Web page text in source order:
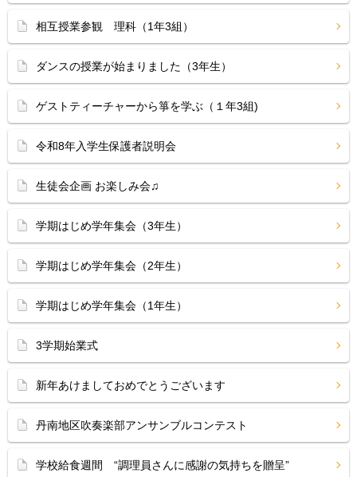
相互授業参観 理科（1年3組）
ダンスの授業が始まりました（3年生）
ゲストティーチャーから箏を学ぶ（１年3組)
令和8年入学生保護者説明会
生徒会企画 お楽しみ会♫
学期はじめ学年集会（3年生）
学期はじめ学年集会（2年生）
学期はじめ学年集会（1年生）
3学期始業式
新年あけましておめでとうございます
丹南地区吹奏楽部アンサンブルコンテスト
学校給食週間 “調理員さんに感謝の気持ちを贈呈”